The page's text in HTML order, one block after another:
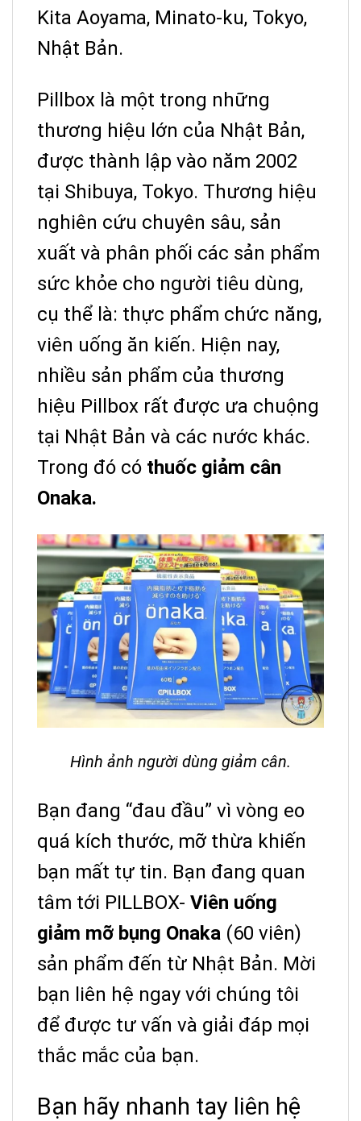
Kita Aoyama, Minato-ku, Tokyo,
Nhật Bản.
Pillbox là một trong những
thương hiệu lớn của Nhật Bản,
được thành lập vào năm 2002
tại Shibuya, Tokyo. Thương hiệu
nghiên cứu chuyên sâu, sản
xuất và phân phối các sản phẩm
sức khỏe cho người tiêu dùng,
cụ thể là: thực phẩm chức năng,
viên uống ăn kiến. Hiện nay,
nhiều sản phẩm của thương
hiệu Pillbox rất được ưa chuộng
tại Nhật Bản và các nước khác.
Trong đó có thuốc giảm cân
Onaka.
Hình ảnh người dùng giảm cân.
Bạn đang “đau đầu” vì vòng eo
quá kích thước, mỡ thừa khiến
bạn mất tự tin. Bạn đang quan
tâm tới PILLBOX- Viên uống
giảm mỡ bụng Onaka (60 viên)
sản phẩm đến từ Nhật Bản. Mời
bạn liên hệ ngay với chúng tôi
để được tư vấn và giải đáp mọi
thắc mắc của bạn.
Bạn hãy nhanh tay liên hệ